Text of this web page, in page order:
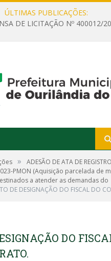
ÚLTIMAS PUBLICAÇÕES:
»
ADESÃO DE ATA DE
PMON (Aquisição parcelada de
a atender as demandas do
DE DESIGNAÇÃO DO FISCAL DO
DO